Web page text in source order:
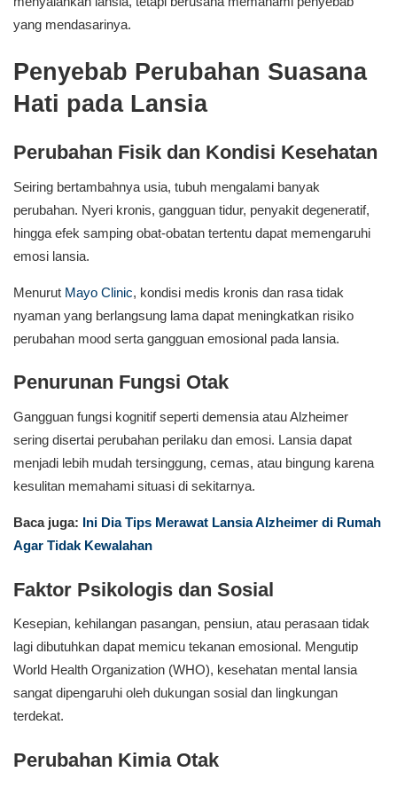
yang mendasarinya.
Penyebab Perubahan Suasana
Hati pada Lansia
Perubahan Fisik dan Kondisi Kesehatan
Seiring bertambahnya usia, tubuh mengalami banyak
perubahan. Nyeri kronis, gangguan tidur, penyakit degeneratif,
hingga efek samping obat-obatan tertentu dapat memengaruhi
emosi lansia.
Menurut Mayo Clinic, kondisi medis kronis dan rasa tidak
nyaman yang berlangsung lama dapat meningkatkan risiko
perubahan mood serta gangguan emosional pada lansia.
Penurunan Fungsi Otak
Gangguan fungsi kognitif seperti demensia atau Alzheimer
sering disertai perubahan perilaku dan emosi. Lansia dapat
menjadi lebih mudah tersinggung, cemas, atau bingung karena
kesulitan memahami situasi di sekitarnya.
Baca juga: Ini Dia Tips Merawat Lansia Alzheimer di Rumah
Agar Tidak Kewalahan
Faktor Psikologis dan Sosial
Kesepian, kehilangan pasangan, pensiun, atau perasaan tidak
lagi dibutuhkan dapat memicu tekanan emosional. Mengutip
World Health Organization (WHO), kesehatan mental lansia
sangat dipengaruhi oleh dukungan sosial dan lingkungan
terdekat.
Perubahan Kimia Otak